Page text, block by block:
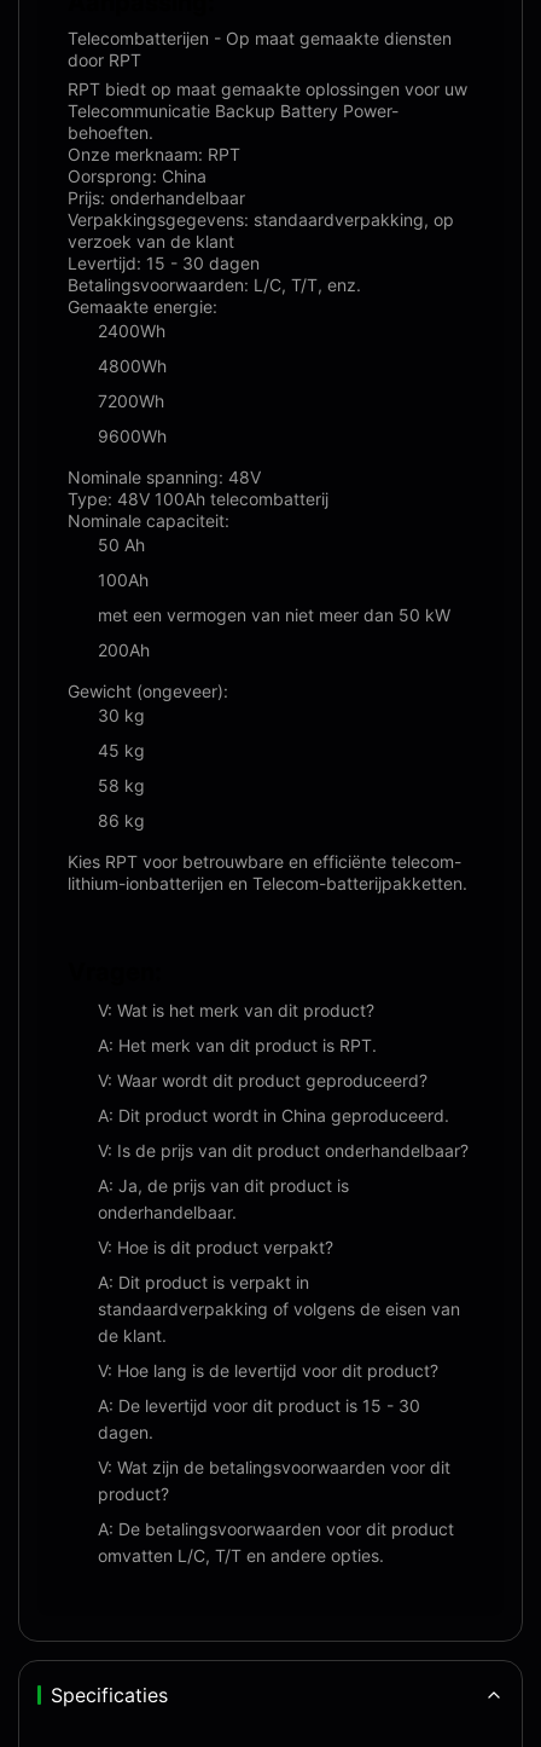
Telecombatterijen - Op maat gemaakte diensten
door RPT
RPT biedt op maat gemaakte oplossingen voor uw
Telecommunicatie Backup Battery Power-
behoeften.
Onze merknaam: RPT
Oorsprong: China
Prijs: onderhandelbaar
Verpakkingsgegevens: standaardverpakking, op
verzoek van de klant
Levertijd: 15 - 30 dagen
Betalingsvoorwaarden: L/C, T/T, enz.
Gemaakte energie:
2400Wh
4800Wh
7200Wh
9600Wh
Nominale spanning: 48V
Type: 48V 100Ah telecombatterij
Nominale capaciteit:
50 Ah
100Ah
met een vermogen van niet meer dan 50 kW
200Ah
Gewicht (ongeveer):
30 kg
45 kg
58 kg
86 kg
Kies RPT voor betrouwbare en efficiënte telecom-
lithium-ionbatterijen en Telecom-batterijpakketten.
V: Wat is het merk van dit product?
A: Het merk van dit product is RPT.
V: Waar wordt dit product geproduceerd?
A: Dit product wordt in China geproduceerd.
V: Is de prijs van dit product onderhandelbaar?
A: Ja, de prijs van dit product is
onderhandelbaar.
V: Hoe is dit product verpakt?
A: Dit product is verpakt in
standaardverpakking of volgens de eisen van
de klant.
V: Hoe lang is de levertijd voor dit product?
A: De levertijd voor dit product is 15 - 30
dagen.
V: Wat zijn de betalingsvoorwaarden voor dit
product?
A: De betalingsvoorwaarden voor dit product
omvatten L/C, T/T en andere opties.
Specificaties